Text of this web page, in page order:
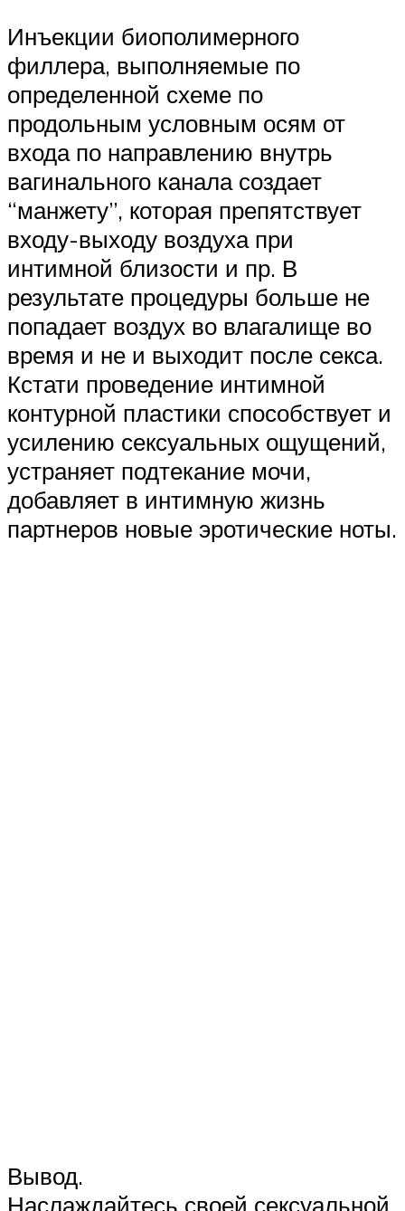
Инъекции биополимерного
филлера, выполняемые по
определенной схеме по
продольным условным осям от
входа по направлению внутрь
вагинального канала создает
“манжету”, которая препятствует
входу-выходу воздуха при
интимной близости и пр. В
результате процедуры больше не
попадает воздух во влагалище во
время и не и выходит после секса.
Кстати проведение интимной
контурной пластики способствует и
усилению сексуальных ощущений,
устраняет подтекание мочи,
добавляет в интимную жизнь
партнеров новые эротические ноты.
Вывод.
Наслаждайтесь своей сексуальной